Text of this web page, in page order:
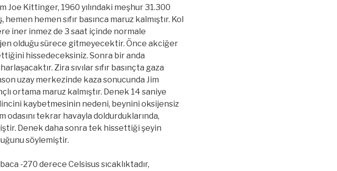
Joe Kittinger, 1960 yılındaki meşhur 31.300
hemen sıfır basınca maruz kalmıştır. Kol
iner inmez de 3 saat içinde normale
olduğu sürece gitmeyecektir. Önce akciğer
hissedeceksiniz. Sonra bir anda
Zira sıvılar sıfır basınçta gaza
uzay merkezinde kaza sonucunda Jim
ortama maruz kalmıştır. Denek 14 saniye
kaybetmesinin nedeni, beynini oksijensiz
odasını tekrar havayla doldurduklarında,
Denek daha sonra tek hissettiği şeyin
söylemiştir.
-270 derece Celsisus sıcaklıktadır,